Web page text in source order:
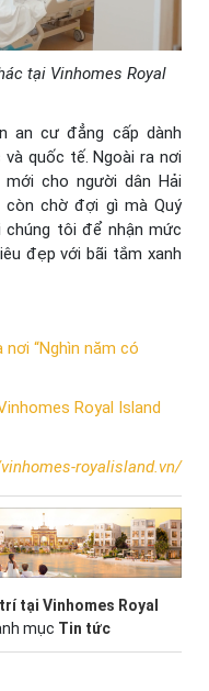
tại Vinhomes Royal
an cư đẳng cấp dành
quốc tế. Ngoài ra nơi
cho người dân Hải
còn chờ đợi gì mà Quý
chúng tôi để nhận mức
đẹp với bãi tắm xanh
“Nghìn năm có
Royal Island
royalisland.vn/
tại Vinhomes Royal
mục Tin tức